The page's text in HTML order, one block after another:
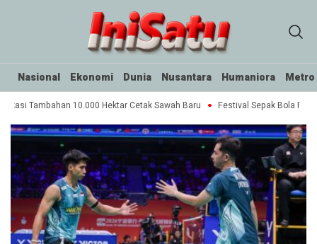
Nasional Ekonomi Dunia Nusantara Humaniora Metro
Tambahan 10.000 Hektar Cetak Sawah Baru Festival Sepak Bola